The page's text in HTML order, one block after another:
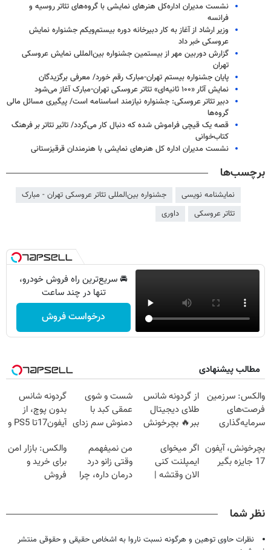
نشست مدیران اداره‌کل هنرهای نمایشی با گروه‌های تئاتر روسیه و
فرانسه
وزیر ارشاد از آغاز به کار دبیرخانه دوره بیستم‌ویکم جشنواره نمایش
عروسکی خبر داد
گزارش دوربین مهر از بیستمین جشنواره بین‌المللی نمایش عروسکی
تهران
پایان جشنواره بیستم تهران-مبارک رقم خورد/ معرفی برگزیدگان
نمایش آثار «۱۰۰ ثانیه‌ای» تئاتر عروسکی تهران-مبارک آغاز می‌شود
دبیر تئاتر عروسکی: جشنواره نیازمند اساسنامه است/ پیگیری مسائل مالی
گروه‌ها
قصه یک قیچی فراموش شده که دنبال کار می‌گردد/ تاثیر تئاتر بر فرهنگ
کتاب‌خوانی
نشست مدیران اداره‌ کل هنرهای نمایشی با هنرمندان قرقیزستانی
برچسب‌ها
نمایشنامه نویسی
جشنواره بین‌المللی تئاتر عروسکی تهران - مبارک
تئاتر عروسکی
داوری
🚘 سریع‌ترین راه فروش خودرو،
تنها در چند ساعت
درخواست فروش
مطالب پیشنهادی
والکس: سرزمین
فرصت‌های
سرمایه‌گذاری
از گردونه شانس
طلای دیجیتال
ببر🔥 بچرخونش
شست و شوی
عمقی کبد با
دمنوش سم زدای
گردونه شانس
بدون پوچ، از
آیفون17تا PS5 و
دلار🔥
بچرخونش، آیفون
17 جایزه بگیر
اگر میخوای
ایمپلنت کنی
الان وقتشه |
من نمیفهمم
وقتی زانو درد
درمان داره، چرا
والکس: بازار امن
برای خرید و
فروش
نظر شما
نظرات حاوی توهین و هرگونه نسبت ناروا به اشخاص حقیقی و حقوقی منتشر